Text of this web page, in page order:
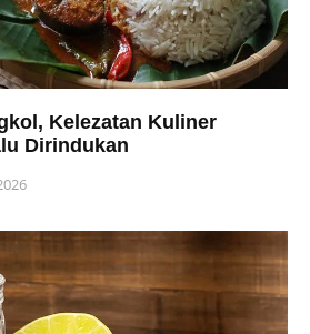
Kelezatan Kuliner
Dirindukan